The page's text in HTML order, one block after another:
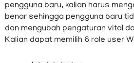
pengguna baru, kalian harus
benar sehingga pengguna baru
dan mengubah pengaturan vital
Kalian dapat memilih 6 role user